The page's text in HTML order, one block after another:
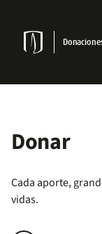
contenido
principal
Donar
Cada aporte,
vidas.